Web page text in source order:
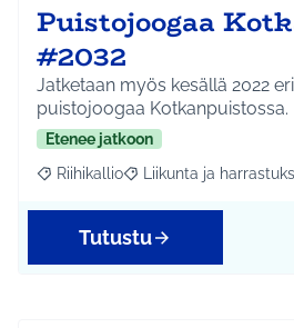
Puistojoogaa
#2032
Jatketaan myös kesällä 2022
puistojoogaa Kotkanpuistossa.
Etenee jatkoon
Rajaa tulokset aihepiirin mukaan:
Riihikallio Rajaa tulokset
Liikunta ja
Tutustu